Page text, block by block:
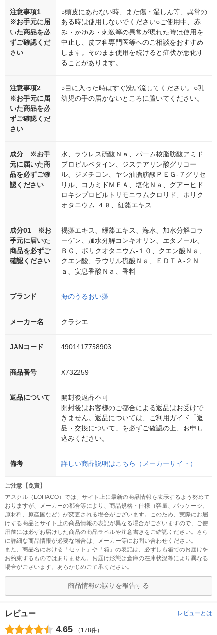
注意事項1
※お手元に届
いた商品を必
ずご確認くだ
さい
○頭皮にあわない時、また傷・湿しん等、異常の
ある時は使用しないでください○ご使用中、赤
み・かゆみ・刺激等の異常が現れた時は使用を
中止し、皮フ科専門医等へのご相談をおすすめ
します。そのまま使用を続けると症状が悪化す
ることがあります。
注意事項2
※お手元に届
いた商品を必
ずご確認くだ
さい
○目に入った時はすぐ洗い流してください。○乳
幼児の手の届かないところに置いてください。
成分 ※お手
元に届いた商
品を必ずご確
認ください
水、ラウレス硫酸Ｎａ、パーム核脂肪酸アミド
プロピルベタイン、ジステアリン酸グリコー
ル、ジメチコン、ヤシ油脂肪酸ＰＥＧ-７グリセ
リル、コカミドＭＥＡ、塩化Ｎａ、グアーヒド
ロキシプロピルトリモニウムクロリド、ポリク
オタニウム-４９、紅藻エキス
成分01 ※お
手元に届いた
商品を必ずご
確認ください
褐藻エキス、緑藻エキス、海水、加水分解コラ
ーゲン、加水分解コンキオリン、エタノール、
ＢＧ、ポリクオタニウム-１０、クエン酸Ｎａ、
クエン酸、ラウリル硫酸Ｎａ、ＥＤＴＡ-２Ｎ
ａ、安息香酸Ｎａ、香料
ブランド 海のうるおい藻
メーカー名 クラシエ
JANコード 4901417758903
商品番号 X732259
返品について
開封後返品不可
開封後はお客様のご都合による返品はお受けで
きません。返品については、ご利用ガイド「返
品・交換について」を必ずご確認の上、お申し
込みください。
備考 詳しい商品説明はこちら（メーカーサイト）
ご注意【免責】
アスクル（LOHACO）では、サイト上に最新の商品情報を表示するよう努めて
おりますが、メーカーの都合等により、商品規格・仕様（容量、パッケージ、
原材料、原産国など）が変更される場合がございます。このため、実際にお届
けする商品とサイト上の商品情報の表記が異なる場合がございますので、ご使
用前には必ずお届けした商品の商品ラベルや注意書きをご確認ください。さら
に詳細な商品情報が必要な場合は、メーカー等にお問い合わせください。
また、商品名における「セット」や「箱」の表記は、必ずしも箱でのお届けを
お約束するものではありません。お届け形態は倉庫の在庫状況等により異なる
場合がございます。あらかじめご了承ください。
商品情報の誤りを報告する
レビュー レビューとは
4.65 （178件）